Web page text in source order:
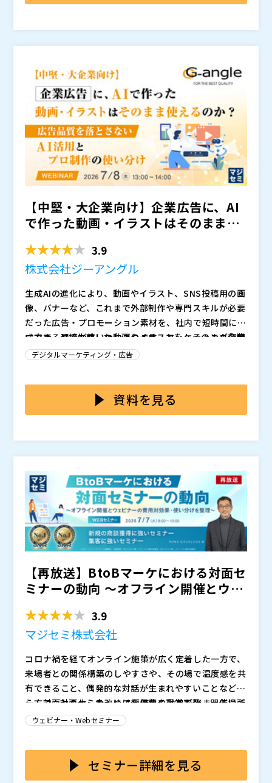
乗ることすら叶いません。
談への強力な橋渡しとなります。 マジセミでは、適切
なテーマ設計と開催直後の全申込者フォローにより、1
ーでは、その具体的な成功の型を伝授します。
マジセミ株式会社（）
※共催、協賛、協力、講演企業は将来的に追加、削除さ
【中堅・大企業向け】企業広告に、AI
で作った動画・イラストはそのまま使
3.9
株式会社ジーアングル
生成AIの進化により、動画やイラスト、SNS投稿用の画
像、バナーなど、これまで外部制作や専門スキルが必要
だった広告・プロモーション素材を、社内で短時間に作
成できる環境が整いつつあります。マーケティング部門
では、限られた人員や予算の中でコンテンツ制作を進め
います。特に中堅・大企業においては、複数媒体への展
開や継続的な情報発信が求められるため、制作スピード
一方で、AIで生成した動画やイラストを、そのまま企業
広告や公式プロモーションに利用してよいかどうかは慎
してしまうと、広告効果が出ないだけでなく、企業イメ
ージの低下や炎上、ブランド毀損につながる可能性があ
として「使えること」は同じではなく、AIに任せていい
ものと、人の判断やプロによる制作が必要なものを見極
めることが重要です。
の活用可能性と、公式利用時に見落としがちな品質・ブ
ランド毀損リスクを整理しながら、AI活用とプロ制作を
よる画像作成のデモやクオリティ評価を交え、AIが有効
な領域と、人の判断やプロの制作力が必要な領域を切り
分けます。自社の広告制作にAIを取り入れたい一方で、
公式利用に不安があるマーケティング・広報・販促部門
の方におすすめのセミナーです。
マジセミ株式会社（）
※共催、協賛、協力、講演企業は将来的に追加、削除さ
れる可能性があります。
デジタルマーケティング・広告
資料を見る
【再放送】BtoBマーケにおける対面セ
ミナーの動向 ～オフライン開催とウェ
3.9
マジセミ株式会社
コロナ禍を経てオンライン施策が広く定着した一方で、
来場者との関係構築のしやすさや、その場で温度感を共
有できること、偶発的な対話が生まれやすいことなどか
ら、対面セミナーを改めて評価する動きが強まっていま
す。特にBtoB領域では、商材理解に一定の説明が必要
す。こうした流れの中で、リアル開催とウェビナーをど
のように位置づけ、セミナー施策全体をどう設計すべき
一方で、対面セミナーには会場費や運営工数、開催場所
の制約があるだけでなく、集客の難しさという課題もあ
多く、あえて移動時間をかけて対面セミナーに参加する
必然性を感じにくい場面も少なくありません。そのた
踏まえつつ、オフライン開催とウェビナーの違いを、費
用対効果、運営負荷、集客の広がり、継続性といった観
ウェビナー・Webセミナー
セミナー詳細を見る